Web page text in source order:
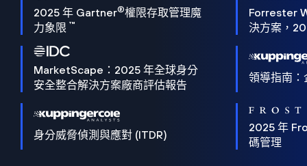
2025 年 Gartner®權限存取管理魔
力象限 ™
Forrester
決方案，
MarketScape：2025 年全球身分
安全整合解決方案廠商評估報告
領導指南
身分威脅偵測與應對 (ITDR)
2025 年
碼管理